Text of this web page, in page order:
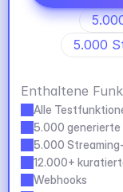
5.000
Enthaltene
Alle
5.000 generierte
5.000
12.000+
Webhooks